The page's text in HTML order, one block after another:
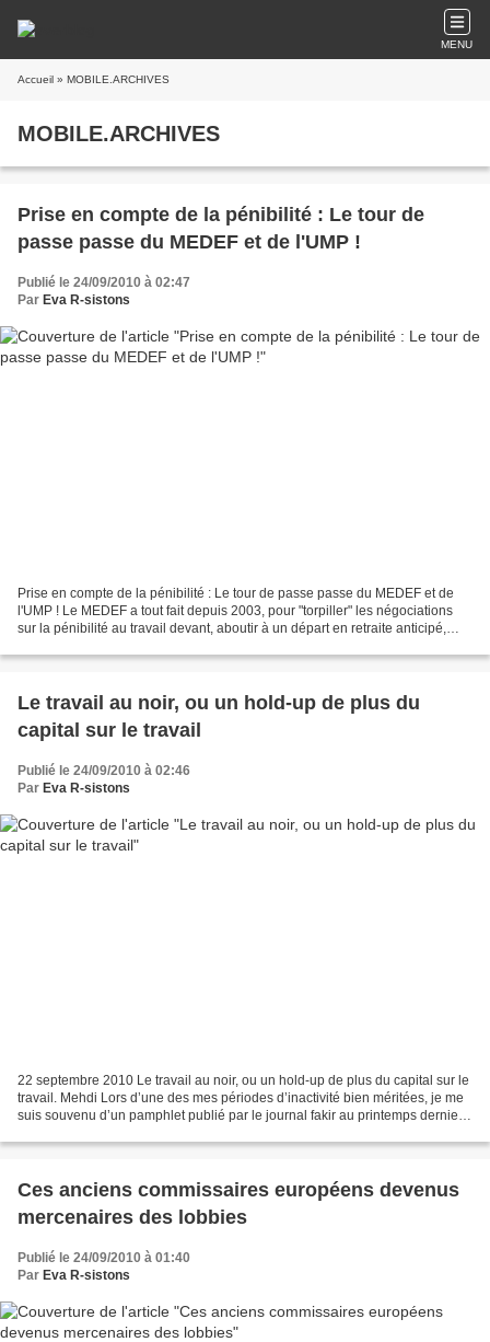
MENU
Accueil » MOBILE.ARCHIVES
MOBILE.ARCHIVES
Prise en compte de la pénibilité : Le tour de
passe passe du MEDEF et de l'UMP !
Publié le 24/09/2010 à 02:47
Par Eva R-sistons
Prise en compte de la pénibilité : Le tour de passe passe du MEDEF et de
l'UMP ! Le MEDEF a tout fait depuis 2003, pour "torpiller" les négociations
sur la pénibilité au travail devant, aboutir à un départ en retraite anticipé,
Le travail au noir, ou un hold-up de plus du
capital sur le travail
Publié le 24/09/2010 à 02:46
Par Eva R-sistons
22 septembre 2010 Le travail au noir, ou un hold-up de plus du capital sur le
travail. Mehdi Lors d’une des mes périodes d’inactivité bien méritées, je me
suis souvenu d’un pamphlet publié par le journal fakir au printemps dernier
Ces anciens commissaires européens devenus
mercenaires des lobbies
Publié le 24/09/2010 à 01:40
Par Eva R-sistons